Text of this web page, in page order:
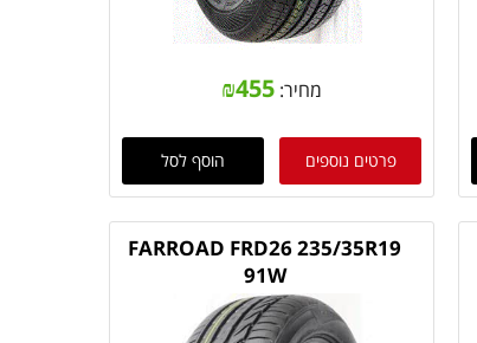
מחיר: ₪455
פרטים נוספים הוסף לסל
FARROAD FRD26 235/35R19
91W